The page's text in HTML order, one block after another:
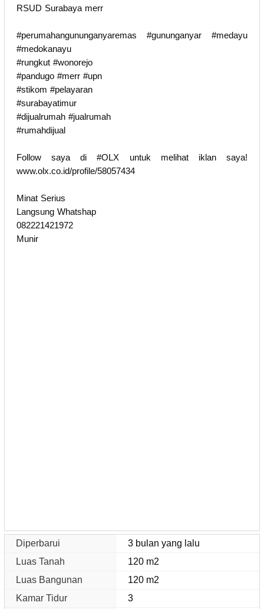
RSUD Surabaya merr
#perumahangununganyaremas #gununganyar #medayu
#medokanayu
#rungkut #wonorejo
#pandugo #merr #upn
#stikom #pelayaran
#surabayatimur
#dijualrumah #jualrumah
#rumahdijual
Follow saya di #OLX untuk melihat iklan saya!
www.olx.co.id/profile/58057434
Minat Serius
Langsung Whatshap
082221421972
Munir
Diperbarui
3 bulan yang lalu
Luas Tanah
120 m2
Luas Bangunan
120 m2
Kamar Tidur
3